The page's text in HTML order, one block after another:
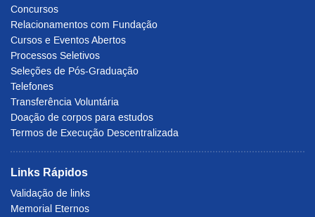
Concursos
Relacionamentos com Fundação
Cursos e Eventos Abertos
Processos Seletivos
Seleções de Pós-Graduação
Telefones
Transferência Voluntária
Doação de corpos para estudos
Termos de Execução Descentralizada
Links Rápidos
Validação de links
Memorial Eternos